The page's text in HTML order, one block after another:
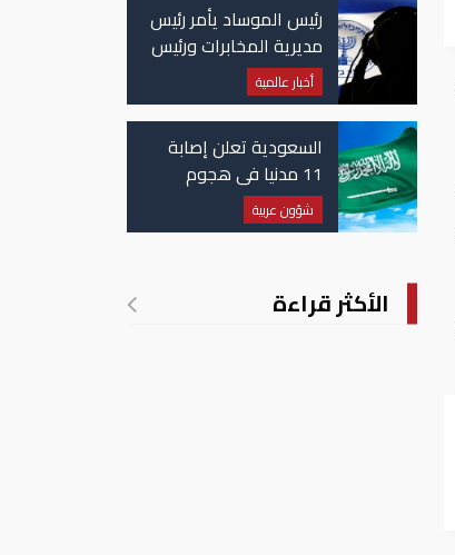
رئيس الموساد يأمر رئيس
مديرية المخابرات ورئيس
قسم إيران بالاستقالة
أخبار عالمية
السعودية تعلن إصابة
11 مدنيا في هجوم
حوثي على نجران
شؤون عربية
الأكثر قراءة